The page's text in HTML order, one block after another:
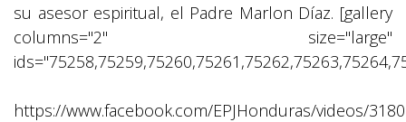
su asesor espiritual, el Padre Marlon Díaz. [gallery
columns="2" size="large"
https://www.facebook.com/EPJHonduras/videos/